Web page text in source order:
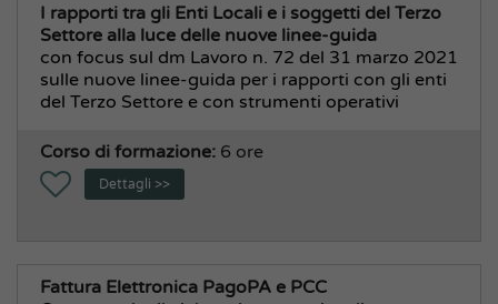
I rapporti tra gli Enti Locali e i soggetti del Terzo
Settore alla luce delle nuove linee-guida
con focus sul dm Lavoro n. 72 del 31 marzo 2021
sulle nuove linee-guida per i rapporti con gli enti
del Terzo Settore e con strumenti operativi
Corso di formazione: 6 ore
Dettagli >>
Fattura Elettronica PagoPA e PCC